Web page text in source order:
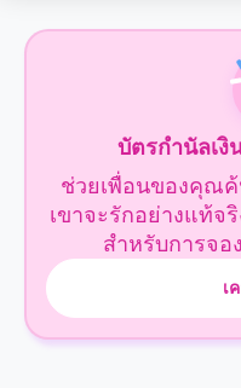
บัตรกำนัลเ
ช่วยเพื่อนของคุณ
เขาจะรักอย่างแท้จ
สำหรับการจอ
เ